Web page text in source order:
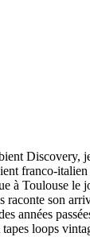
Discovery,
franco-
à Toulouse le
raconte son
années
loops